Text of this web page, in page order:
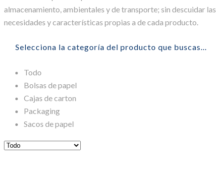
almacenamiento, ambientales y de transporte; sin descuidar las
necesidades y características propias a de cada producto.
Selecciona la categoría del producto que buscas…
Todo
Bolsas de papel
Cajas de carton
Packaging
Sacos de papel